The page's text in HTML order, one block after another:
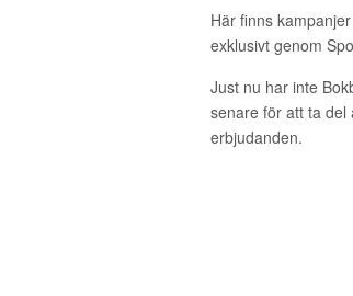
Här finns
exklusivt genom
Just nu har inte
senare för att ta del
erbjudanden.